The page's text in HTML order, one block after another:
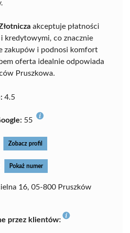
akceptuje płatności
kredytowymi, co znacznie
zakupów i podnosi komfort
oferta idealnie odpowiada
Pruszkowa.
4.5
55
Zobacz profil
Pokaż numer
16, 05-800 Pruszków
przez klientów: